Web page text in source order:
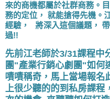
來的商機都屬於社群商務。
務的定位， 就能搶得先機。
經驗， 將深入這個議題，
過!!
先前江老師於3/31課程
團"產業行銷心劇團"如何
嘖嘖稱奇，馬上當場報名
上很少聽的的到私房課程